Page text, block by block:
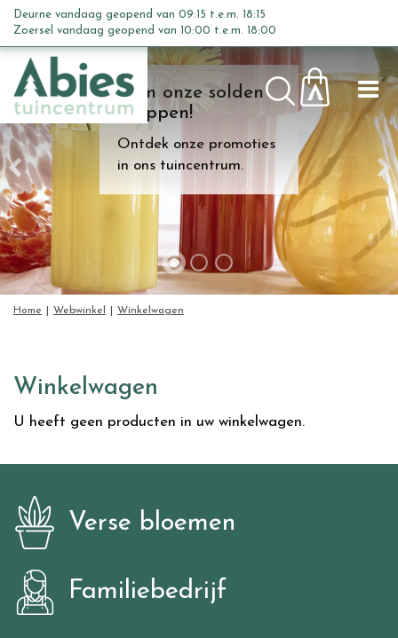
n
c
o
n
t
e
n
t
Kom onze solden
shoppen!
Ontdek onze promoties
in ons tuincentrum.
Home Webwinkel Winkelwagen
Deurne vandaag geopend van 09:15 t.e.m. 18:15
Zoersel vandaag geopend van 10:00 t.e.m. 18:00
Winkelwagen
U heeft geen producten in uw winkelwagen.
Verse bloemen
Familiebedrijf